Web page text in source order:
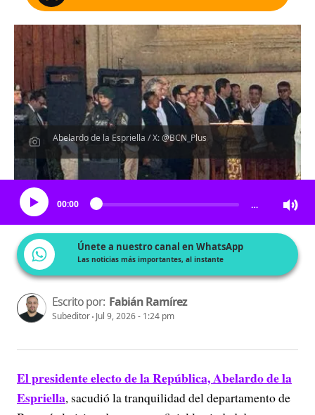
Abelardo de la Espriella / X: @BCN_Plus
Escucha el artículo
00:00 …
Únete a nuestro canal en WhatsApp
Las noticias más importantes, al instante
Escrito por: Fabián Ramírez
Subeditor Jul 9, 2026 - 1:24 pm
El presidente electo de la República, Abelardo de la
Espriella, sacudió la tranquilidad del departamento de